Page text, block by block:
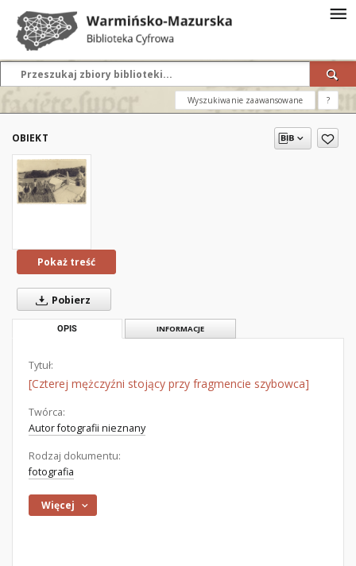
Wyszukiwanie zaawansowane ?
OBIEKT
Pokaż treść
Pobierz
OPIS INFORMACJE
Tytuł:
[Czterej mężczyźni stojący przy fragmencie szybowca]
Twórca:
Autor fotografii nieznany
Rodzaj dokumentu:
fotografia
Więcej